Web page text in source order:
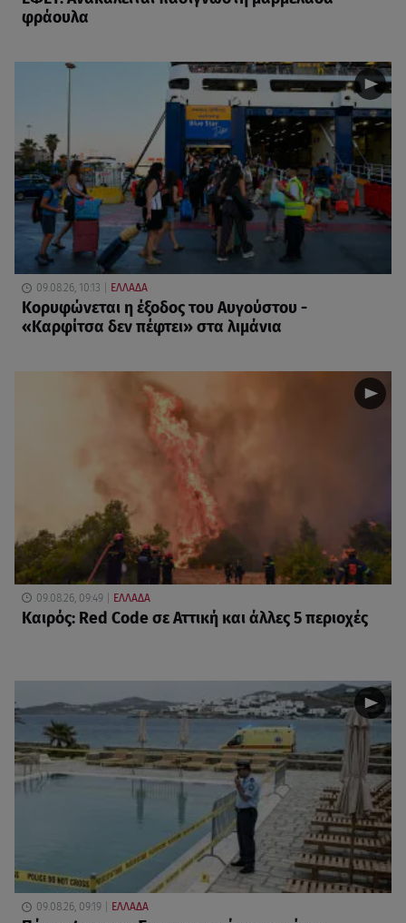
φράουλα
09.08.26, 10:13 ΕΛΛΑΔΑ
Κορυφώνεται η έξοδος του Αυγούστου -
«Καρφίτσα δεν πέφτει» στα λιμάνια
09.08.26, 09:49 ΕΛΛΑΔΑ
Καιρός: Red Code σε Αττική και άλλες 5 περιοχές
09.08.26, 09:19 ΕΛΛΑΔΑ